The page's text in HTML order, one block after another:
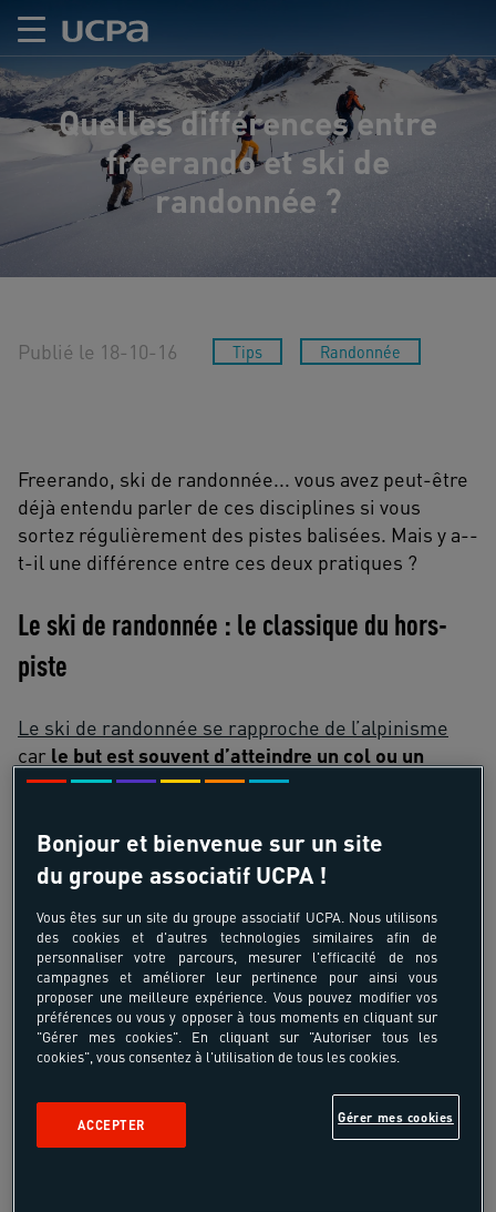
Quelles différences entre
freerando et ski de
randonnée ?
Publié le 18-10-16 Tips Randonnée
Freerando, ski de randonnée... vous avez peut-être
déjà entendu parler de ces disciplines si vous
sortez régulièrement des pistes balisées. Mais y a-­
t-­il une différence entre ces deux pratiques ?
Le ski de randonnée : le classique du hors-
piste
Le ski de randonnée se rapproche de l’alpinisme
car le but est souvent d’atteindre un col ou un
sommetsans passer par la case « remontée
aspects de cette pratique où l’on passe au final
beaucoup plus de temps à monter qu’à descendre.
Le ski de randonnée peut également se pratiquer
en itinérance, sur plusieurs jourspour parcourir un
massif par exemple. Le matériel est plus léger que
celui du ski alpin pour faciliter la montée mais
moins adapté à la descente.
face à une nature authentique et vivante, que l’on a
le temps d’observer pendant l’ascension.
Bonjour et bienvenue sur un site
du groupe associatif UCPA !
Vous êtes sur un site du groupe associatif UCPA. Nous utilisons
des cookies et d'autres technologies similaires afin de
personnaliser votre parcours, mesurer l'efficacité de nos
campagnes et améliorer leur pertinence pour ainsi vous
proposer une meilleure expérience. Vous pouvez modifier vos
préférences ou vous y opposer à tous moments en cliquant sur
"Gérer mes cookies". En cliquant sur "Autoriser tous les
cookies", vous consentez à l'utilisation de tous les cookies.
Gérer mes cookies
ACCEPTER